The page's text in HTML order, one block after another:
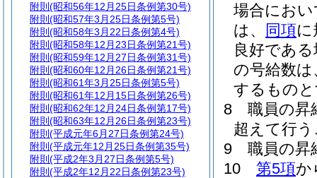
場合にお
は、
同項に
良好であ
の号給数
するもの
8
職員の昇
超えて行
9
職員の昇
10
第5項か
附則 (昭和56年12月25日条例第30号)
附則 (昭和57年3月25日条例第5号)
附則 (昭和58年3月22日条例第4号)
附則 (昭和58年12月23日条例第21号)
附則 (昭和59年12月27日条例第31号)
附則 (昭和60年12月26日条例第21号)
附則 (昭和61年3月25日条例第5号)
附則 (昭和61年12月15日条例第26号)
附則 (昭和62年12月24日条例第17号)
附則 (昭和63年12月26日条例第23号)
附則 (平成元年6月27日条例第24号)
附則 (平成元年12月25日条例第35号)
附則 (平成2年3月27日条例第5号)
附則 (平成2年12月22日条例第23号)